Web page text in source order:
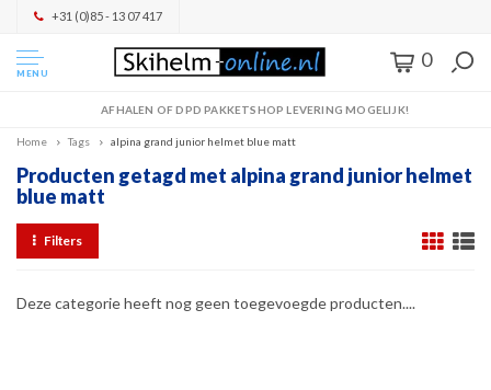
+31 (0)85 - 13 07 417
MENU
0
AFHALEN OF DPD PAKKETSHOP LEVERING MOGELIJK!
Home Tags alpina grand junior helmet blue matt
Producten getagd met alpina grand junior helmet
blue matt
Filters
Deze categorie heeft nog geen toegevoegde producten....